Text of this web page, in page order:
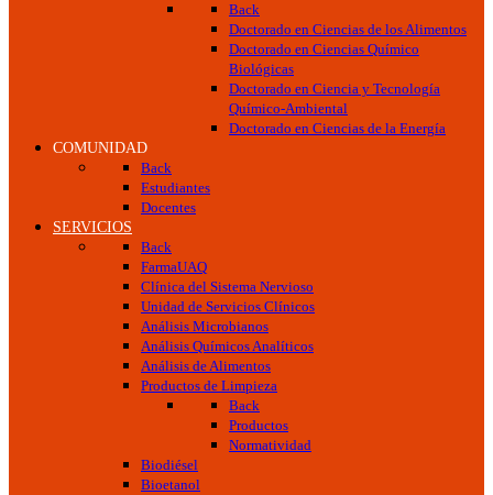
Back
Doctorado en Ciencias de los Alimentos
Doctorado en Ciencias Químico
Biológicas
Doctorado en Ciencia y Tecnología
Químico-Ambiental
Doctorado en Ciencias de la Energía
COMUNIDAD
Back
Estudiantes
Docentes
SERVICIOS
Back
FarmaUAQ
Clínica del Sistema Nervioso
Unidad de Servicios Clínicos
Análisis Microbianos
Análisis Químicos Analíticos
Análisis de Alimentos
Productos de Limpieza
Back
Productos
Normatividad
Biodiésel
Bioetanol